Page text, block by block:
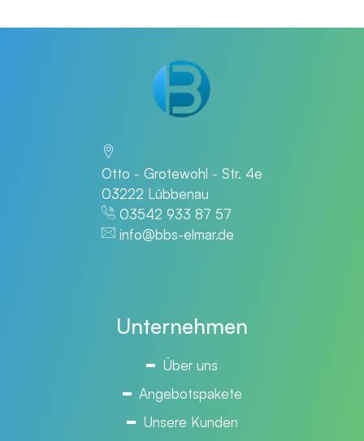
Otto - Grotewohl - Str. 4e
03222 Lübbenau
03542 933 87 57
info@bbs-elmar.de
Unternehmen
Über uns
Angebotspakete
Unsere Kunden